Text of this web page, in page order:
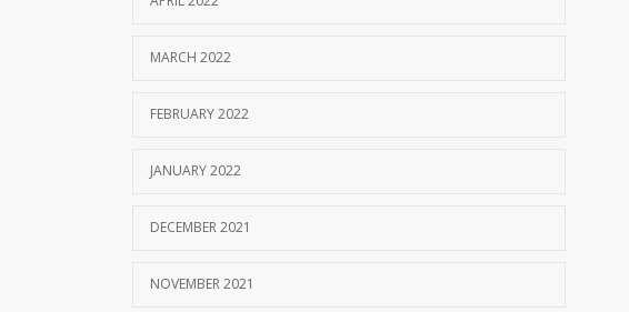
MARCH 2022
FEBRUARY 2022
JANUARY 2022
DECEMBER 2021
NOVEMBER 2021